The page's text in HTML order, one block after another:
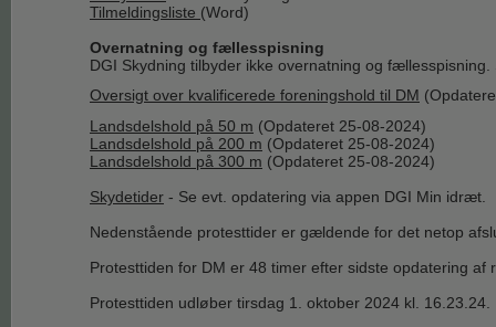
Tilmeldingsliste (Word)
Overnatning og fællesspisning
DGI Skydning tilbyder ikke overnatning og
Oversigt over kvalificerede foreningshold til DM
Landsdelshold på 50 m (Opdateret 25-08-2024)
Landsdelshold på 200 m (Opdateret 25-08-2024)
Landsdelshold på 300 m (Opdateret 25-08-2024)
Skydetider - Se evt. opdatering via appen DGI Min idræt.
Nedenstående protesttider er gældende for det netop
Protesttiden for DM er 48 timer efter sidste opdatering af
Protesttiden udløber tirsdag 1. oktober 2024 kl. 16.23.24.